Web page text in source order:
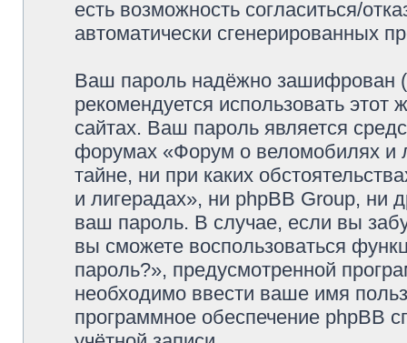
есть возможность согласиться/
автоматически сгенерированных
Ваш пароль надёжно зашифрован
рекомендуется использовать этот
сайтах. Ваш пароль является
форумах «Форум о веломобилях и
тайне, ни при каких
и лигерадах», ни phpBB Group, ни
ваш пароль. В случае, если вы
вы сможете воспользоваться
пароль?», предусмотренной
необходимо ввести ваше имя
программное обеспечение phpBB